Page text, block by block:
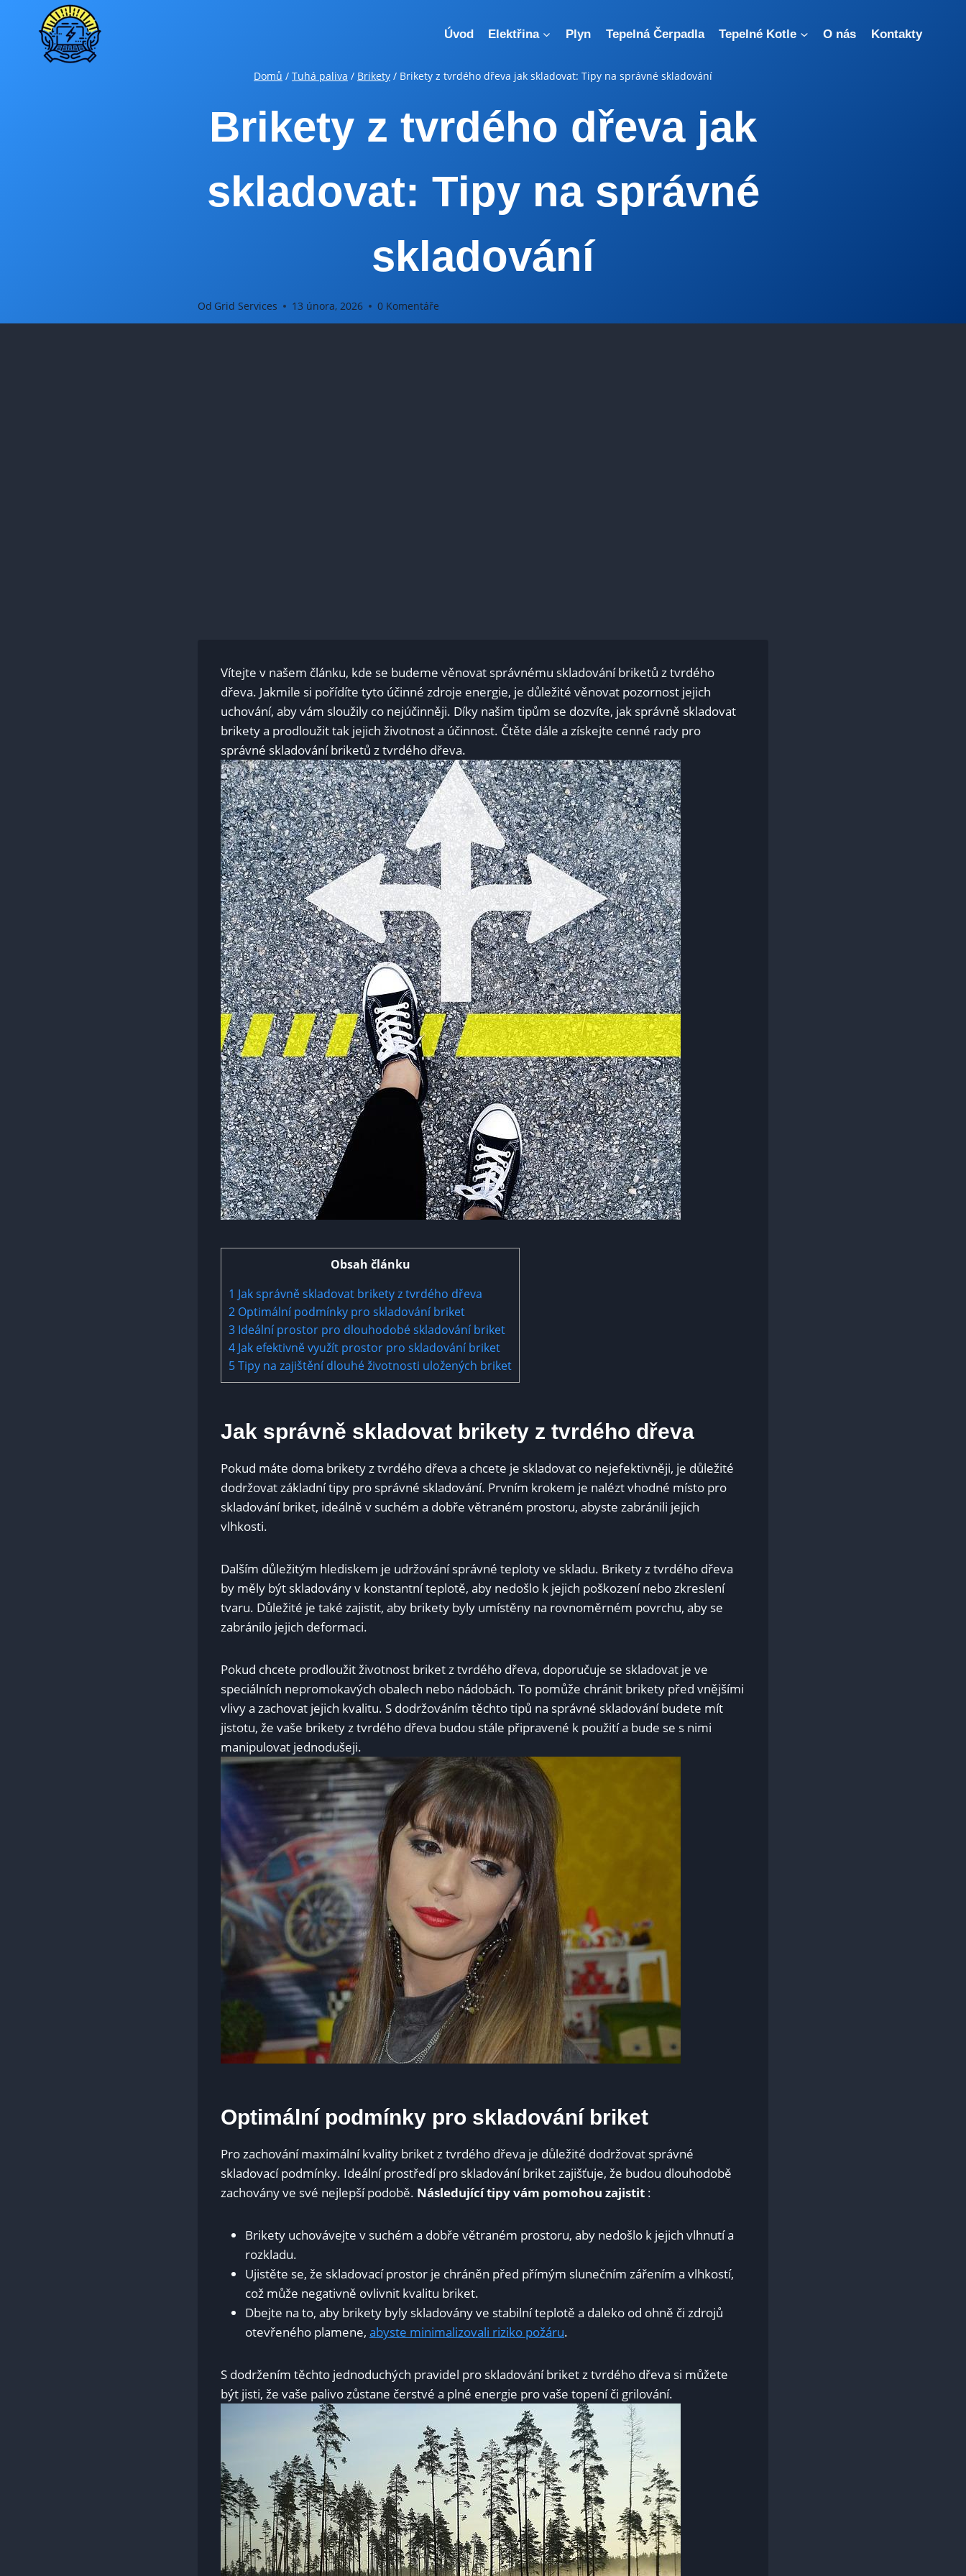
Přeskočit
Úvod Elektřina Plyn Tepelná Čerpadla Tepelné Kotle O nás Kontakty
Domů / Tuhá paliva / Brikety / Brikety z tvrdého dřeva jak skladovat: Tipy na správné skladování
Brikety z tvrdého dřeva jak
skladovat: Tipy na správné
skladování
Od Grid Services 13 února, 2026 0 Komentáře
Vítejte v našem článku, kde se budeme věnovat správnému skladování briketů z tvrdého
dřeva. Jakmile si pořídíte tyto účinné zdroje energie, je důležité věnovat pozornost jejich
uchování, aby vám sloužily co nejúčinněji. Díky našim tipům se dozvíte, jak správně skladovat
brikety a prodloužit tak jejich životnost a účinnost. Čtěte dále a získejte cenné rady pro
správné skladování briketů z tvrdého dřeva.
Obsah článku
1 Jak správně skladovat brikety z tvrdého dřeva
2 Optimální podmínky pro skladování briket
3 Ideální prostor pro dlouhodobé skladování briket
4 Jak efektivně využít prostor pro skladování briket
5Tipy na zajištění dlouhé životnosti uložených briket
Jak správně skladovat brikety z tvrdého dřeva
Pokud máte doma brikety z tvrdého dřeva a chcete je skladovat co nejefektivněji, je důležité
dodržovat základní tipy pro správné skladování. Prvním krokem je nalézt vhodné místo pro
skladování briket, ideálně v suchém a dobře větraném prostoru, abyste zabránili jejich
vlhkosti.
Dalším důležitým hlediskem je udržování správné teploty ve skladu. Brikety z tvrdého dřeva
by měly být skladovány v konstantní teplotě, aby nedošlo k jejich poškození nebo zkreslení
tvaru. Důležité je také zajistit, aby brikety byly umístěny na rovnoměrném povrchu, aby se
zabránilo jejich deformaci.
Pokud chcete prodloužit životnost briket z tvrdého dřeva, doporučuje se skladovat je ve
speciálních nepromokavých obalech nebo nádobách. To pomůže chránit brikety před vnějšími
vlivy a zachovat jejich kvalitu. S dodržováním těchto tipů na správné skladování budete mít
jistotu, že vaše brikety z tvrdého dřeva budou stále připravené k použití a bude se s nimi
manipulovat jednodušeji.
Optimální podmínky pro skladování briket
Pro zachování maximální kvality briket z tvrdého dřeva je důležité dodržovat správné
skladovací podmínky. Ideální prostředí pro skladování briket zajišťuje, že budou dlouhodobě
zachovány ve své nejlepší podobě. Následující tipy vám pomohou zajistit :
Brikety uchovávejte v suchém a dobře větraném prostoru, aby nedošlo k jejich vlhnutí a
rozkladu.
Ujistěte se, že skladovací prostor je chráněn před přímým slunečním zářením a vlhkostí,
což může negativně ovlivnit kvalitu briket.
Dbejte na to, aby brikety byly skladovány ve stabilní teplotě a daleko od ohně či zdrojů
otevřeného plamene, abyste minimalizovali riziko požáru.
S dodržením těchto jednoduchých pravidel pro skladování briket z tvrdého dřeva si můžete
být jisti, že vaše palivo zůstane čerstvé a plné energie pro vaše topení či grilování.